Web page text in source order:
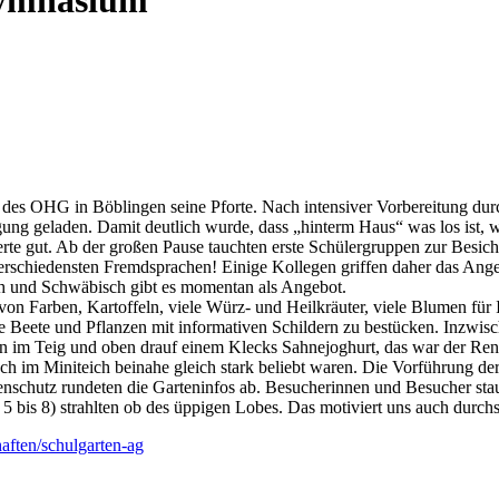
OHG in Böblingen seine Pforte. Nach intensiver Vorbereitung
geladen. Damit deutlich wurde, dass „hinterm Haus“ was los
gut. Ab der großen Pause tauchten erste Schülergruppen zur
Fremdsprachen! Einige Kollegen griffen daher das
Schwäbisch gibt es momentan als Angebot.
Farben, Kartoffeln, viele Würz- und Heilkräuter, viele Blumen
Beete und Pflanzen mit informativen Schildern zu bestücken.
Teig und oben drauf einem Klecks Sahnejoghurt, das war der
im Miniteich beinahe gleich stark beliebt waren. Die Vorführung
rundeten die Garteninfos ab. Besucherinnen und Besucher
8) strahlten ob des üppigen Lobes. Das motiviert uns auch
schulgarten-ag